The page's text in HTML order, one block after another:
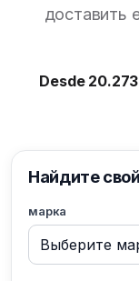
доставить
Desde
Найдите
марка